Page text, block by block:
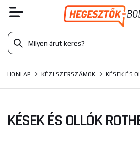
HONLAP KÉZI SZERSZÁMOK KÉSEK ÉS
KÉSEK ÉS OLLÓK